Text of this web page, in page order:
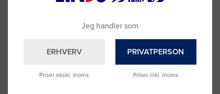
Ring til os på9992 0233
Du kan også kontakte din lokale sælger
se oversigten her
Jeg handler som
ERHVERV
Priser ekskl. moms
PRIVATPERSON
Priser inkl. moms